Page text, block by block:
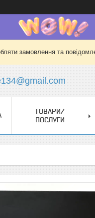
замовлення та
ТОВАРИ/
ПОСЛУГИ